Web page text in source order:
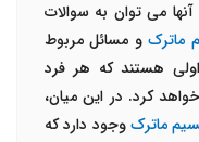
می توان به سوالات
ماترکو مسائل مربوط
هستند که هر فرد
کرد. در این میان،
ماترکوجود دارد که